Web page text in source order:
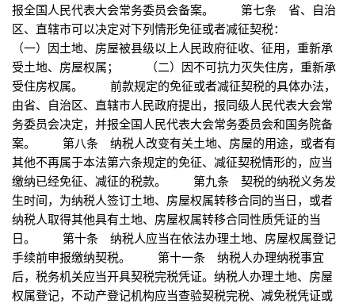
报全国人民代表大会常务委员会备案。 第七条 省、自治
区、直辖市可以决定对下列情形免征或者减征契税：
（一）因土地、房屋被县级以上人民政府征收、征用，重新承
受土地、房屋权属； （二）因不可抗力灭失住房，重新承
受住房权属。 前款规定的免征或者减征契税的具体办法，
由省、自治区、直辖市人民政府提出，报同级人民代表大会常
务委员会决定，并报全国人民代表大会常务委员会和国务院备
案。 第八条 纳税人改变有关土地、房屋的用途，或者有
其他不再属于本法第六条规定的免征、减征契税情形的，应当
缴纳已经免征、减征的税款。 第九条 契税的纳税义务发
生时间，为纳税人签订土地、房屋权属转移合同的当日，或者
纳税人取得其他具有土地、房屋权属转移合同性质凭证的当
日。 第十条 纳税人应当在依法办理土地、房屋权属登记
手续前申报缴纳契税。 第十一条 纳税人办理纳税事宜
后，税务机关应当开具契税完税凭证。纳税人办理土地、房屋
权属登记，不动产登记机构应当查验契税完税、减免税凭证或